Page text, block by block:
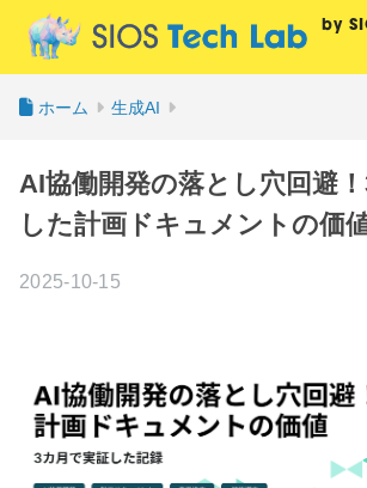
by
ホーム 生成AI
AI協働開発の落とし穴回避
した計画ドキュメントの価
2025-10-15